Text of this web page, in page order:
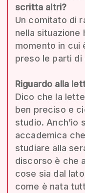
scritta altri?
Un comitato di
nella
momento in cui
preso le parti di
Riguardo alla
Dico che la
ben preciso e
studio. Anch’io
accademica
studiare alla
discorso è che
cose sia dal
come è nata